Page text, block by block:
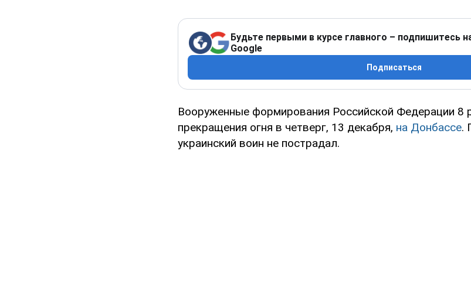
Будьте первыми в курсе главного – подпишитесь
Google
Подписаться
Вооруженные формирования Российской Федерации 8
прекращения огня в четверг, 13 декабря, на Донбассе.
украинский воин не пострадал.